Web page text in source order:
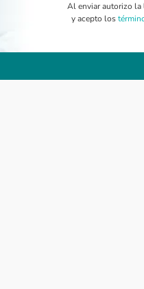
Al enviar autorizo la
y acepto los